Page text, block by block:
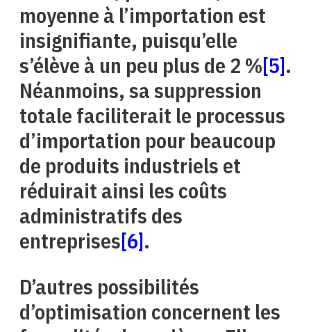
moyenne à l’importation est
insignifiante, puisqu’elle
s’élève à un peu plus de 2 %[5].
Néanmoins, sa suppression
totale faciliterait le processus
d’importation pour beaucoup
de produits industriels et
réduirait ainsi les coûts
administratifs des
entreprises[6].
D’autres possibilités
d’optimisation concernent les